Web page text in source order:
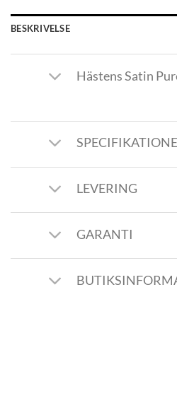
BESKRIVELSE
Hästens Satin
LEVERING
GARANTI